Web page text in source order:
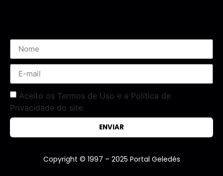
Aceito os Termos de Uso e a Política de
Privacidade do site.
ENVIAR
Copyright © 1997 – 2025 Portal Geledés